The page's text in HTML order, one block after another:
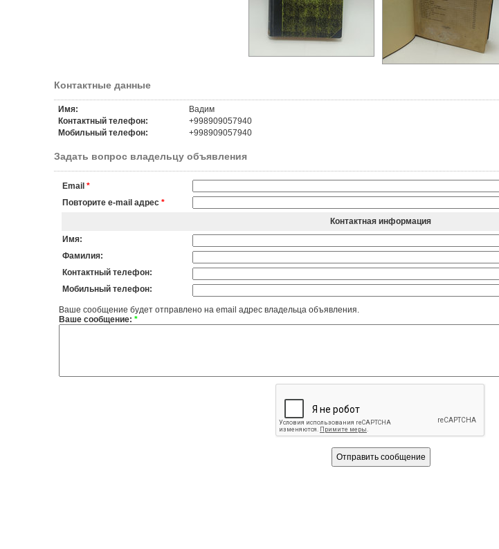
Контактные данные
Имя:
Вадим
Контактный телефон:
+998909057940
Мобильный телефон:
+998909057940
Задать вопрос владельцу объявления
Email *
Повторите e-mail адрес *
Контактная информация
Имя:
Фамилия:
Контактный телефон:
Мобильный телефон:
Ваше сообщение будет отправлено на email адрес владельца объявления.
Ваше сообщение: *